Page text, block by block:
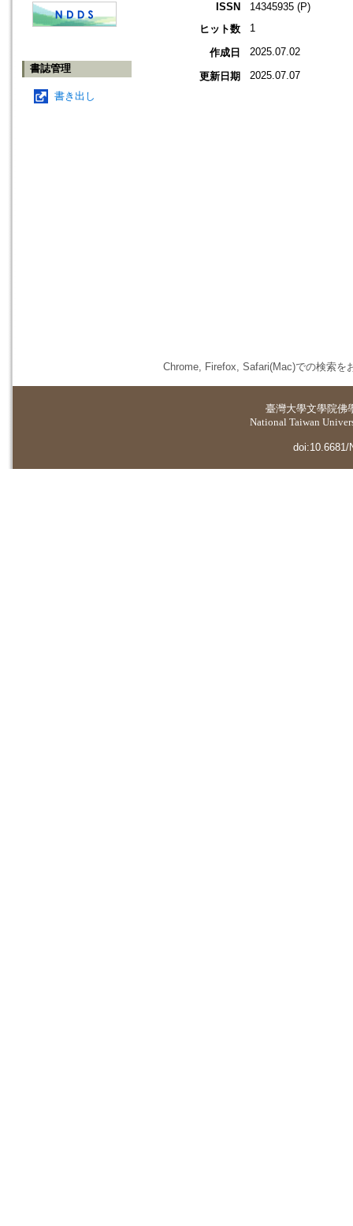
書誌管理
書き出し
ISSN
14345935 (P)
ヒット数
1
作成日 2025.07.02
更新日期 2025.07.07
Chrome, Firefox, Safari(Mac)での検索を
臺灣大學文學院佛
National Taiwan
doi:10.6681/